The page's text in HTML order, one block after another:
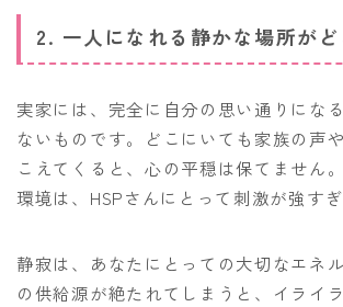
2. 一人になれる静かな場所が
実家には、完全に自分の思い通りにな
ないものです。どこにいても家族の声
こえてくると、心の平穏は保てません
環境は、HSPさんにとって刺激が強すぎ
静寂は、あなたにとっての大切なエネ
の供給源が絶たれてしまうと、イライ